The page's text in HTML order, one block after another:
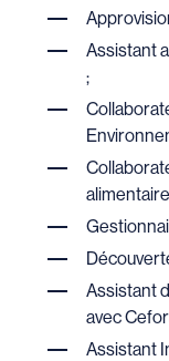
Assistant
;
Assistant
avec
Assistant